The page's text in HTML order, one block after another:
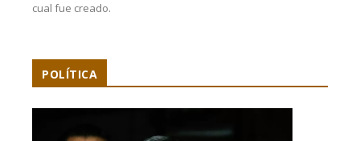
cual fue creado.
POLÍTICA